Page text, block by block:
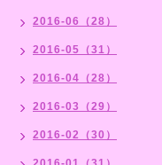
2016-06（28）
2016-05（31）
2016-04（28）
2016-03（29）
2016-02（30）